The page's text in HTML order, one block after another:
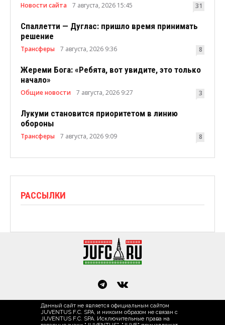
Новости сайта 7 августа, 2026 15:45 31
Спаллетти — Дуглас: пришло время принимать
решение
Трансферы 7 августа, 2026 9:36 8
Жереми Бога: «Ребята, вот увидите, это только
начало»
Общие новости 7 августа, 2026 9:27 3
Лукуми становится приоритетом в линию
обороны
Трансферы 7 августа, 2026 9:09 8
РАССЫЛКИ
Данный сайт не является официальным сайтом
JUVENTUS F.C. SPA, и никоим образом не связан с
JUVENTUS F.C. SPA. Исключительные права на